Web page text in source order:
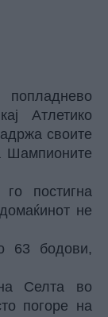
Атлетико
своите
Шампионите
постигна
не
63 бодови,
Селта во
погоре на